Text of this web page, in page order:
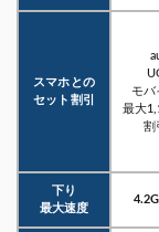
スマホとの
セット割引
モバ
最大
割
下り
最大速度